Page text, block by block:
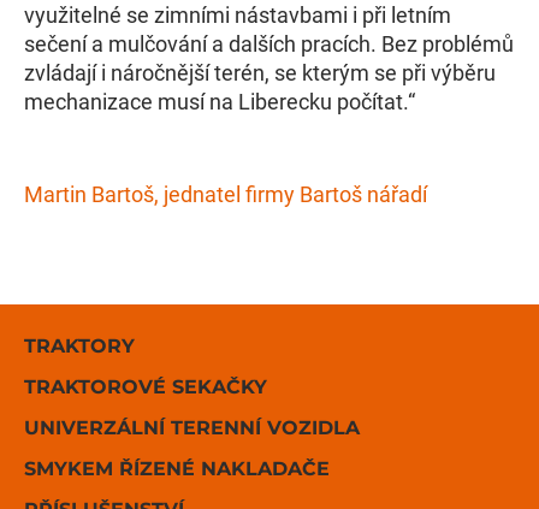
využitelné se zimními nástavbami i při letním
sečení a mulčování a dalších pracích. Bez problémů
zvládají i náročnější terén, se kterým se při výběru
mechanizace musí na Liberecku počítat.“
Martin Bartoš, jednatel firmy Bartoš nářadí
TRAKTORY
TRAKTOROVÉ SEKAČKY
UNIVERZÁLNÍ TERENNÍ VOZIDLA
SMYKEM ŘÍZENÉ NAKLADAČE